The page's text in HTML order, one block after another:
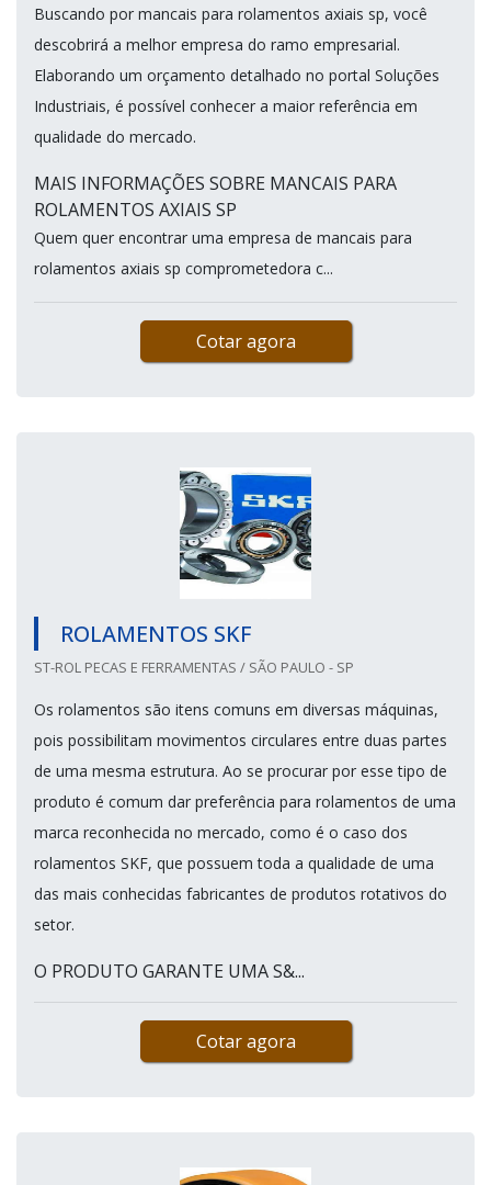
Buscando por mancais para rolamentos axiais sp, você
descobrirá a melhor empresa do ramo empresarial.
Elaborando um orçamento detalhado no portal Soluções
Industriais, é possível conhecer a maior referência em
qualidade do mercado.
MAIS INFORMAÇÕES SOBRE MANCAIS PARA
ROLAMENTOS AXIAIS SP
Quem quer encontrar uma empresa de mancais para
rolamentos axiais sp comprometedora c...
Cotar agora
ROLAMENTOS SKF
ST-ROL PECAS E FERRAMENTAS / SÃO PAULO - SP
Os rolamentos são itens comuns em diversas máquinas,
pois possibilitam movimentos circulares entre duas partes
de uma mesma estrutura. Ao se procurar por esse tipo de
produto é comum dar preferência para rolamentos de uma
marca reconhecida no mercado, como é o caso dos
rolamentos SKF, que possuem toda a qualidade de uma
das mais conhecidas fabricantes de produtos rotativos do
setor.
O PRODUTO GARANTE UMA S&...
Cotar agora